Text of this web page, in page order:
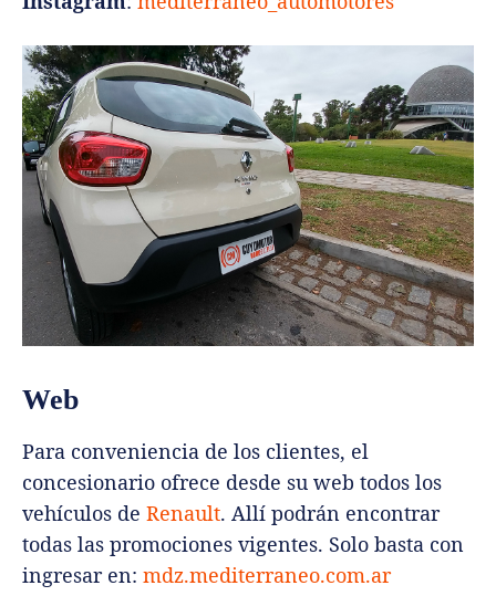
Web
Para conveniencia de los clientes, el
concesionario ofrece desde su web todos los
vehículos de Renault. Allí podrán encontrar
todas las promociones vigentes. Solo basta con
ingresar en: mdz.mediterraneo.com.ar